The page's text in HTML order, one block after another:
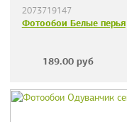
2073719147
Фотообои Белые перья
189.00 руб